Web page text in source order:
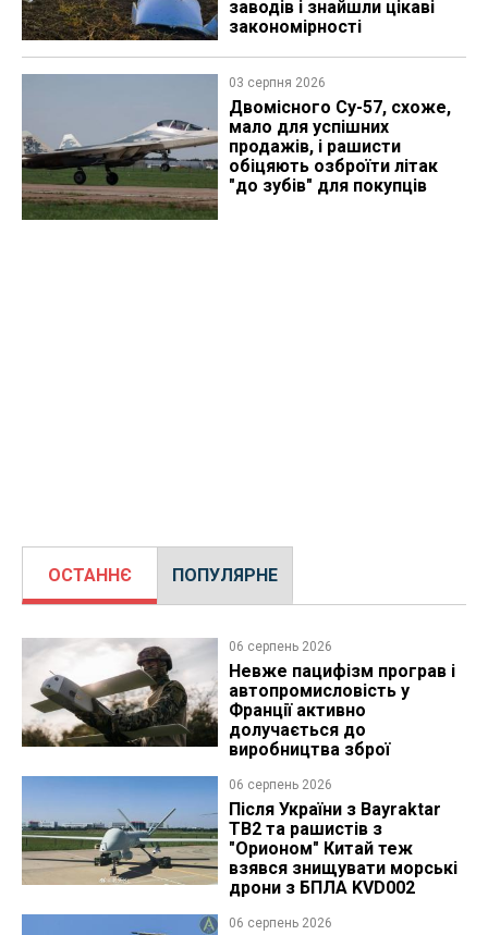
заводів і знайшли цікаві
закономірності
03 серпня 2026
Двомісного Су-57, схоже,
мало для успішних
продажів, і рашисти
обіцяють озброїти літак
"до зубів" для покупців
ОСТАННЄ ПОПУЛЯРНЕ
06 серпень 2026
Невже пацифізм програв і
автопромисловість у
Франції активно
долучається до
виробництва зброї
06 серпень 2026
Після України з Bayraktar
TB2 та рашистів з
"Орионом" Китай теж
взявся знищувати морські
дрони з БПЛА KVD002
06 серпень 2026